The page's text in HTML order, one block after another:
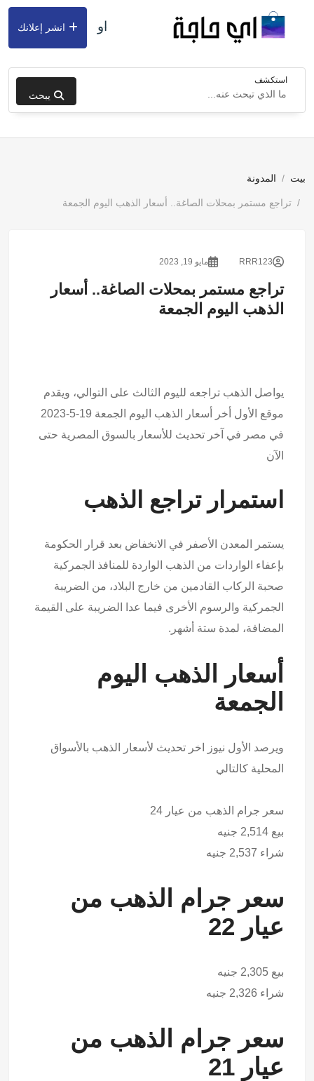
استكشف
يبحث
او انشر إعلانك
بيت المدونة
تراجع مستمر بمحلات الصاغة.. أسعار الذهب اليوم الجمعة
RRR123 مايو 19, 2023
تراجع مستمر بمحلات الصاغة.. أسعار
الذهب اليوم الجمعة
يواصل الذهب تراجعه لليوم الثالث على التوالي، ويقدم
موقع الأول أخر أسعار الذهب اليوم الجمعة 19-5-2023
في مصر في آخر تحديث للأسعار بالسوق المصرية حتى
الآن
استمرار تراجع الذهب
يستمر المعدن الأصفر في الانخفاض بعد قرار الحكومة
بإعفاء الواردات من الذهب الواردة للمنافذ الجمركية
صحبة الركاب القادمين من خارج البلاد، من الضريبة
الجمركية والرسوم الأخرى فيما عدا الضريبة على القيمة
المضافة، لمدة ستة أشهر.
أسعار الذهب اليوم
الجمعة
ويرصد الأول نيوز اخر تحديث لأسعار الذهب بالأسواق
المحلية كالتالي
سعر جرام الذهب من عيار 24
بيع 2,514 جنيه
شراء 2,537 جنيه
سعر جرام الذهب من
عيار 22
بيع 2,305 جنيه
شراء 2,326 جنيه
سعر جرام الذهب من
عيار 21